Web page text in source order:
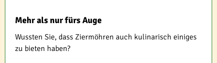
Mehr als nur fürs Auge
Wussten Sie, dass Ziermöhren auch kulinarisch einiges
zu bieten haben?